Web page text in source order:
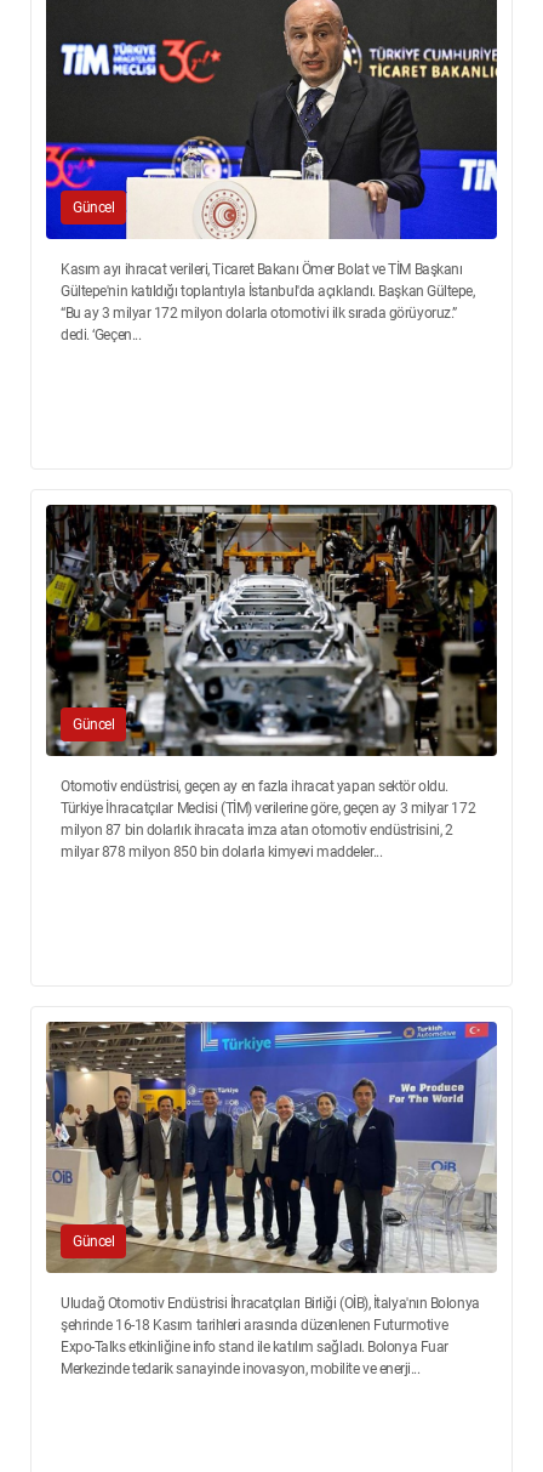
Güncel
Kasım ayı ihracat verileri, Ticaret Bakanı Ömer Bolat ve TİM Başkanı
Gültepe'nin katıldığı toplantıyla İstanbul'da açıklandı. Başkan Gültepe,
“Bu ay 3 milyar 172 milyon dolarla otomotivi ilk sırada görüyoruz.”
dedi. ‘Geçen...
Güncel
Otomotiv endüstrisi, geçen ay en fazla ihracat yapan sektör oldu.
Türkiye İhracatçılar Meclisi (TİM) verilerine göre, geçen ay 3 milyar 172
milyon 87 bin dolarlık ihracata imza atan otomotiv endüstrisini, 2
milyar 878 milyon 850 bin dolarla kimyevi maddeler...
Güncel
Uludağ Otomotiv Endüstrisi İhracatçıları Birliği (OİB), İtalya'nın Bolonya
şehrinde 16-18 Kasım tarihleri arasında düzenlenen Futurmotive
Expo-Talks etkinliğine info stand ile katılım sağladı. Bolonya Fuar
Merkezinde tedarik sanayinde inovasyon, mobilite ve enerji...